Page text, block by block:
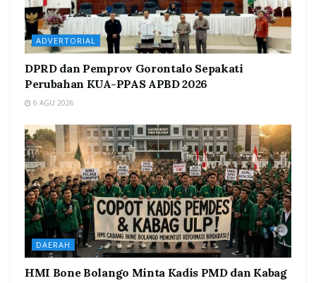
ADVERTORIAL
DPRD dan Pemprov Gorontalo Sepakati
Perubahan KUA-PPAS APBD 2026
6 AGU 2026
DAERAH
HMI Bone Bolango Minta Kadis PMD dan Kabag